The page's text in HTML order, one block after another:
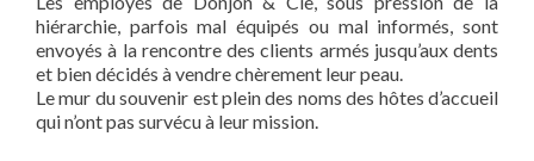
hiérarchie, parfois mal équipés ou mal informés, sont
envoyés à la rencontre des clients armés jusqu’aux dents
et bien décidés à vendre chèrement leur peau.
Le mur du souvenir est plein des noms des hôtes d’accueil
qui n’ont pas survécu à leur mission.